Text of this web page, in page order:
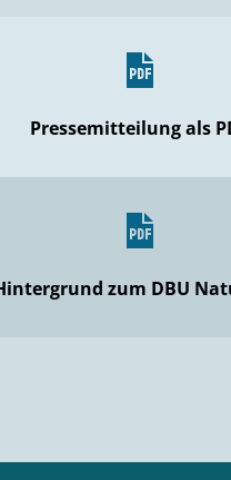
Pressemitteilung als
zum DBU